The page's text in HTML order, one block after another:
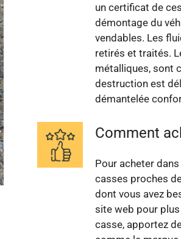
un certificat de
démontage du
vendables. Les
retirés et traités.
métalliques, sont
destruction est
démantelée
Comment
Pour acheter
casses proches
dont vous avez
site web pour
casse, apportez